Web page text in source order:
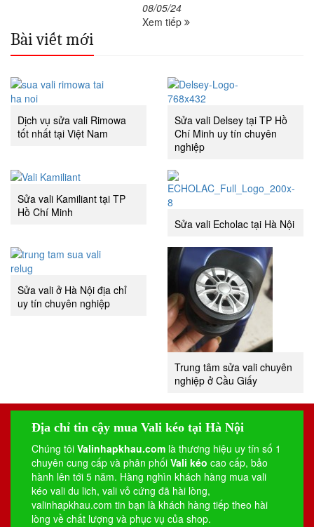
08/05/24
Xem tiếp
Bài viết mới
Dịch vụ sửa vali Rimowa
tốt nhất tại Việt Nam
Sửa vali Delsey tại TP Hồ
Chí Minh uy tín chuyên
nghiệp
Sửa vali Kamiliant tại TP
Hồ Chí Minh
Sửa vali Echolac tại Hà Nội
Sửa vali ở Hà Nội địa chỉ
uy tín chuyên nghiệp
Trung tâm sửa vali chuyên
nghiệp ở Cầu Giấy
Địa chỉ tin cậy mua Vali kéo tại Hà Nội
Chúng tôi Valinhapkhau.com là thương hiệu uy tín số 1
chuyên cung cấp và phân phối Vali kéo cao cấp, bảo
hành lên tới 5 năm. Hàng nghìn khách hàng mua vali
kéo vali du lich, vali vỏ cứng đã hài lòng,
valinhapkhau.com tin bạn là khách hàng tiếp theo hài
lòng về chất lượng và phục vụ của shop.